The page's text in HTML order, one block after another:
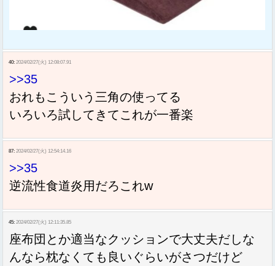
40: 2024/02/27(火) 12:08:07.91
>>35
おれもこういう三角の使ってる
いろいろ試してきてこれが一番楽
87: 2024/02/27(火) 12:54:14.16
>>35
逆流性食道炎用だろこれw
45: 2024/02/27(火) 12:11:35.85
座布団とか適当なクッションで大丈夫だしな
んなら枕なくても良いぐらいがさつだけど